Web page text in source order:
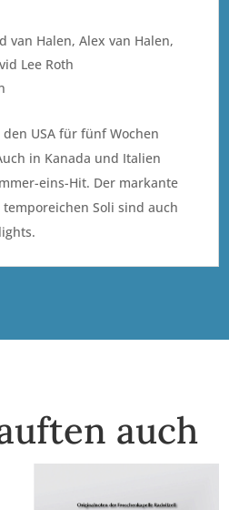
van Halen, Alex van Halen,
Lee Roth
USA für fünf Wochen
in Kanada und Italien
eins-Hit. Der markante
Soli sind auch
auch